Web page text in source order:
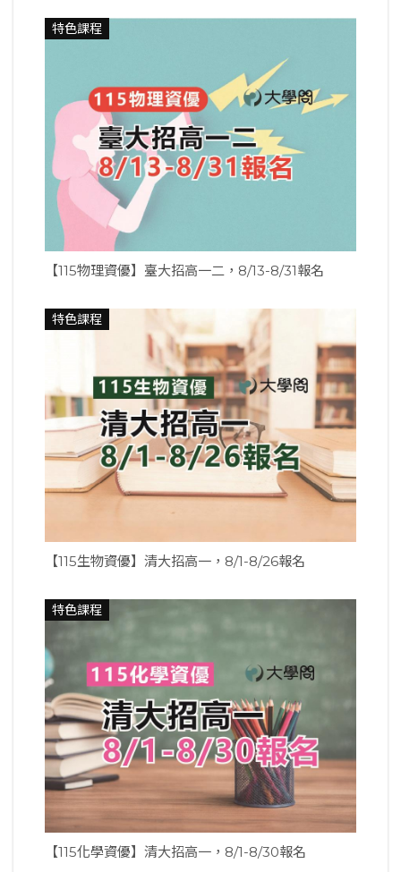
特色課程
【115物理資優】臺大招高一二，8/13-8/31報名
特色課程
【115生物資優】清大招高一，8/1-8/26報名
特色課程
【115化學資優】清大招高一，8/1-8/30報名